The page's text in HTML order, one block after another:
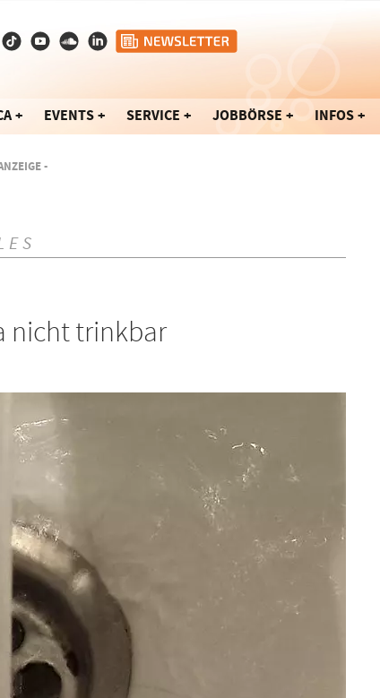
EVENTS SERVICE JOBBÖRSE INFOS
-
nicht trinkbar